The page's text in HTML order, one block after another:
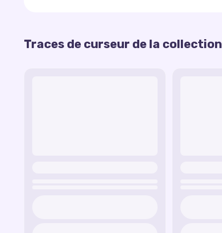
Empreintes de Zuma— une traînée inspirée
Cette collection apporte de la joie et vous
Traces de curseur de la collection